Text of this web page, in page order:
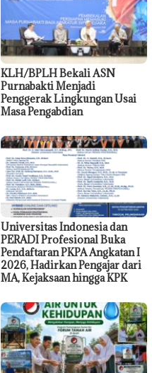
KLH/BPLH Bekali ASN
Purnabakti Menjadi
Penggerak Lingkungan Usai
Masa Pengabdian
Universitas Indonesia dan
PERADI Profesional Buka
Pendaftaran PKPA Angkatan I
2026, Hadirkan Pengajar dari
MA, Kejaksaan hingga KPK